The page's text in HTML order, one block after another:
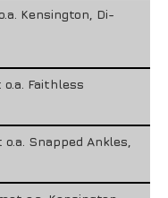
Kensington, Di-
Faithless
Snapped Ankles,